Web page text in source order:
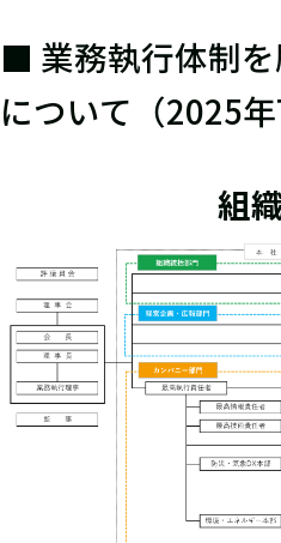
■ 業務執行体制
について（2025年
組